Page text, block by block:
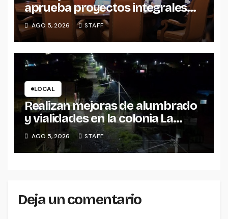
aprueba proyectos integrales
para construcción de tres UMF
en Michoacán y Estado de
México
AGO 5, 2026 STAFF
LOCAL
Realizan mejoras de alumbrado
y vialidades en la colonia La
Escondida
AGO 5, 2026 STAFF
Deja un comentario